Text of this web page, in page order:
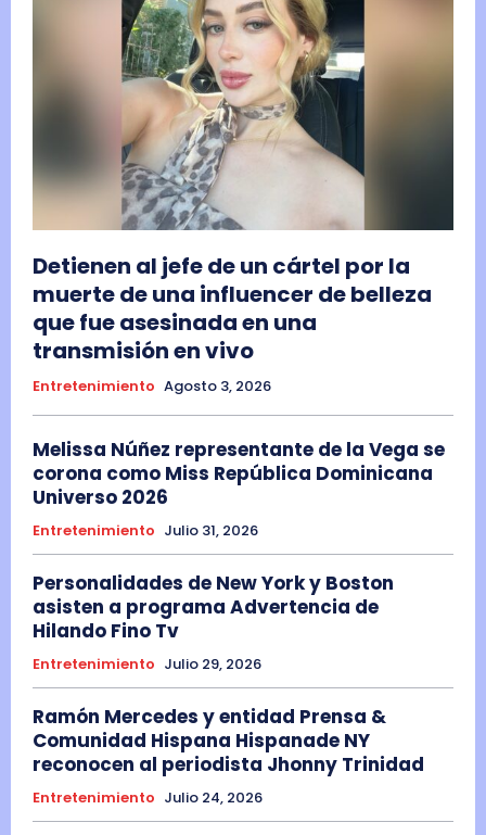
Detienen al jefe de un cártel por la
muerte de una influencer de belleza
que fue asesinada en una
transmisión en vivo
Entretenimiento Agosto 3, 2026
Melissa Núñez representante de la Vega se
corona como Miss República Dominicana
Universo 2026
Entretenimiento Julio 31, 2026
Personalidades de New York y Boston
asisten a programa Advertencia de
Hilando Fino Tv
Entretenimiento Julio 29, 2026
Ramón Mercedes y entidad Prensa &
Comunidad Hispana Hispanade NY
reconocen al periodista Jhonny Trinidad
Entretenimiento Julio 24, 2026